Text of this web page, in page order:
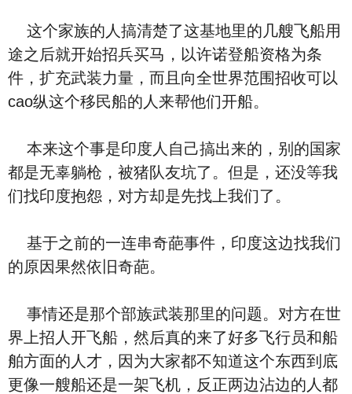
这个家族的人搞清楚了这基地里的几艘飞船用
途之后就开始招兵买马，以许诺登船资格为条
件，扩充武装力量，而且向全世界范围招收可以
cao纵这个移民船的人来帮他们开船。
本来这个事是印度人自己搞出来的，别的国家
都是无辜躺枪，被猪队友坑了。但是，还没等我
们找印度抱怨，对方却是先找上我们了。
基于之前的一连串奇葩事件，印度这边找我们
的原因果然依旧奇葩。
事情还是那个部族武装那里的问题。对方在世
界上招人开飞船，然后真的来了好多飞行员和船
舶方面的人才，因为大家都不知道这个东西到底
更像一艘船还是一架飞机，反正两边沾边的人都